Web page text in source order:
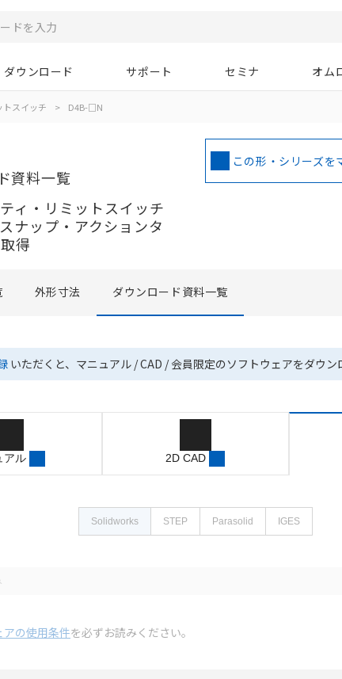
ダウンロード サポート セミナ オム
トスイッチ > D4B-□N
資料一覧
ィ・リミットスイッチ
ナップ・アクションタ
得
この形・シリーズを
外形寸法 ダウンロード資料一覧
いただくと、マニュアル / CAD / 会員限定のソフトウェアをダウン
アル 2D CAD
Solidworks STEP Parasolid IGES
アの使用条件を必ずお読みください。